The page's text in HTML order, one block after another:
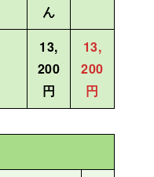
ん
13,
200
円
13,
200
円